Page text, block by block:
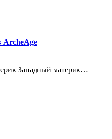
ArcheAge
Западный материк…